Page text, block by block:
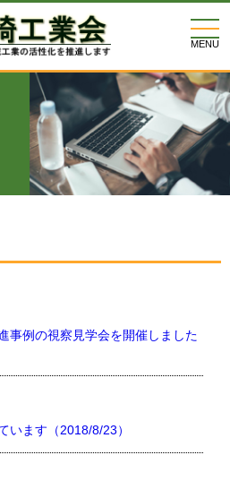
MENU
事例の視察見学会を開催しました
います（2018/8/23）